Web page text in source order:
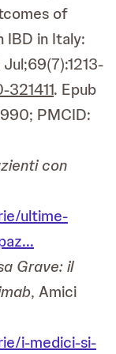
of
IBD in Italy:
321411. Epub
PMCID:
con
ultime-
Grave: il
, Amici
i-medici-si-